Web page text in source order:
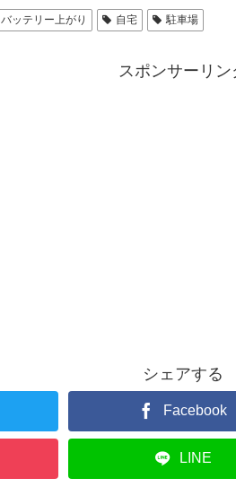
バッテリー上がり 自宅 駐車場
スポンサーリン
シェアする
Facebook
LINE